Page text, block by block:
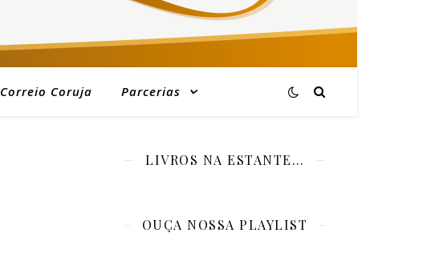
Correio Coruja Parcerias
LIVROS NA ESTANTE…
OUÇA NOSSA PLAYLIST